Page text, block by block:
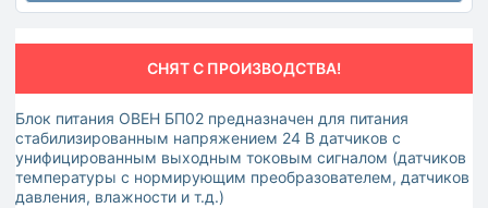
СНЯТ С ПРОИЗВОДСТВА!
Блок питания ОВЕН БП02 предназначен для питания
стабилизированным напряжением 24 В датчиков с
унифицированным выходным токовым сигналом (датчиков
температуры с нормирующим преобразователем, датчиков
давления, влажности и т.д.)